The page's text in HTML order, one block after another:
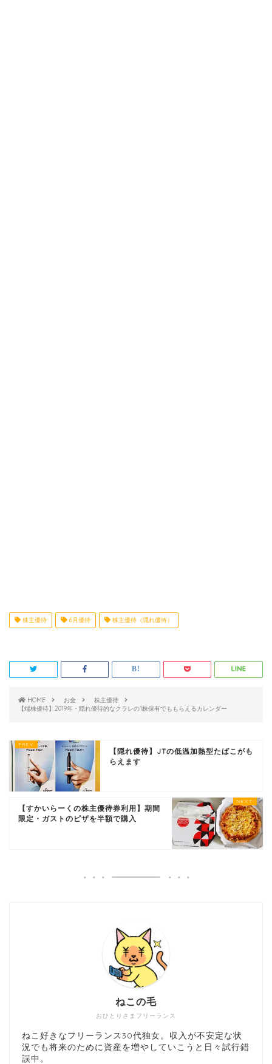
株主優待 6月優待 株主優待（隠れ優待）
HOME お金
株主優待
【端株優待】2019年・隠れ優待的なクラレの1株保有でももらえるカレンダー
【隠れ優待】JTの低温加熱型たばこがも
らえます
【すかいらーくの株主優待券利用】期間
限定・ガストのピザを半額で購入
おひとりさまフリーランス
ねこの毛
ねこ好きなフリーランス30代独女。収入が不安定な状
況でも将来のために資産を増やしていこうと日々試行錯
誤中。